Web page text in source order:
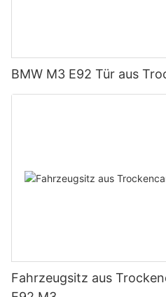
BMW M3 E92 Tür aus
Fahrzeugsitz aus